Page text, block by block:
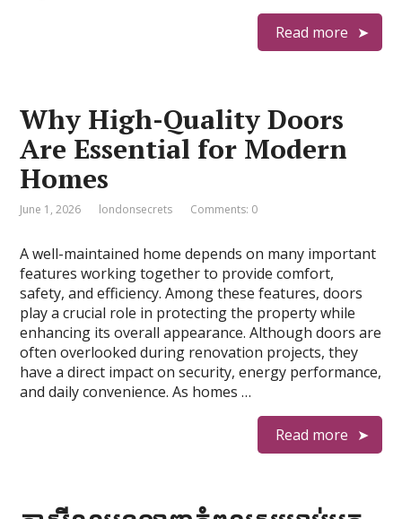
Read more
Why High-Quality Doors
Are Essential for Modern
Homes
June 1, 2026 londonsecrets Comments: 0
A well-maintained home depends on many important
features working together to provide comfort,
safety, and efficiency. Among these features, doors
play a crucial role in protecting the property while
enhancing its overall appearance. Although doors are
often overlooked during renovation projects, they
have a direct impact on security, energy performance,
and daily convenience. As homes …
Read more